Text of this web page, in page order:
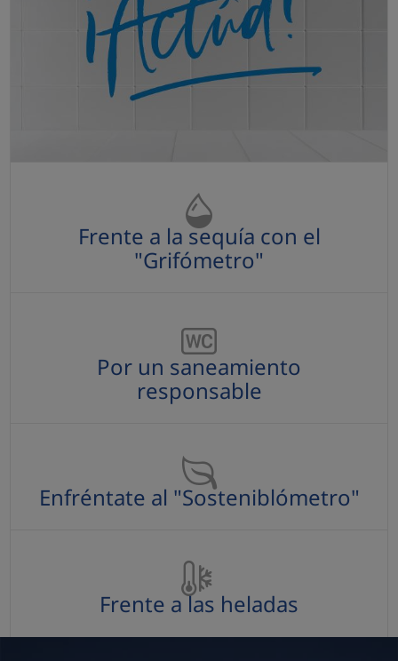
Frente a la sequía con el
"Grifómetro"
Por un saneamiento
responsable
Enfréntate al "Sosteniblómetro"
Frente a las heladas